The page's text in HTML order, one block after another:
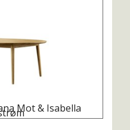
Mot & Isabella